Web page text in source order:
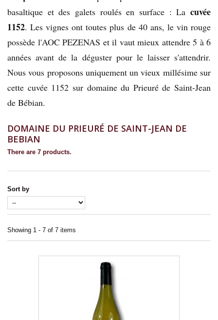
basaltique et des galets roulés en surface : La cuvée
1152. Les vignes ont toutes plus de 40 ans, le vin rouge
possède l'AOC PEZENAS et il vaut mieux attendre 5 à 6
années avant de la déguster pour le laisser s'attendrir.
Nous vous proposons uniquement un vieux millésime sur
cette cuvée 1152 sur domaine du Prieuré de Saint-Jean
de Bébian.
DOMAINE DU PRIEURÉ DE SAINT-JEAN DE
BEBIAN
There are 7 products.
Sort by
Showing 1 - 7 of 7 items